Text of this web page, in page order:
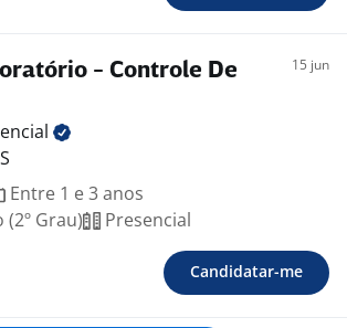
- Controle De
15 jun
Entre 1 e 3 anos
Grau)
Presencial
Candidatar-me